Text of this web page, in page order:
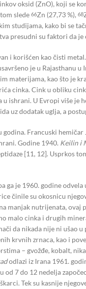
oksid (ZnO), koji se
slede 66Zn (27,73 %), 68
studijama, kako bi se
presudni su faktori da
i korišćen kao čisti
je u Rajasthanu
materijama, kao što je
cinka. Cink u obliku
ishrani. U Evropi više
uz dodatak uglja, a
Francuski hemičar
Godine 1940. Keilin i
[11, 12]. Usprkos
ga je 1960. godine odvela
činile su okosnicu
manjak nutrijenata,
malo cinka i drugih
da nikada nije ni
krvnih zrnaca, kao i
– gvožđe, kobalt,
odlazi iz Irana 1961.
od 7 do 12 nedelja
Tek su kasnije